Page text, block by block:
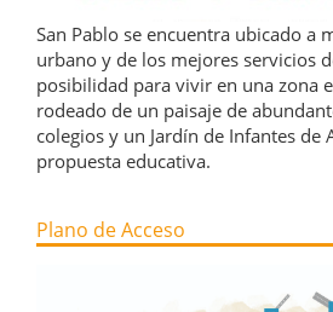
San Pablo se encuentra ubicado a
urbano y de los mejores servicios
posibilidad para vivir en una zona
rodeado de un paisaje de
colegios y un Jardín de Infantes de
propuesta educativa.
Plano de Acceso